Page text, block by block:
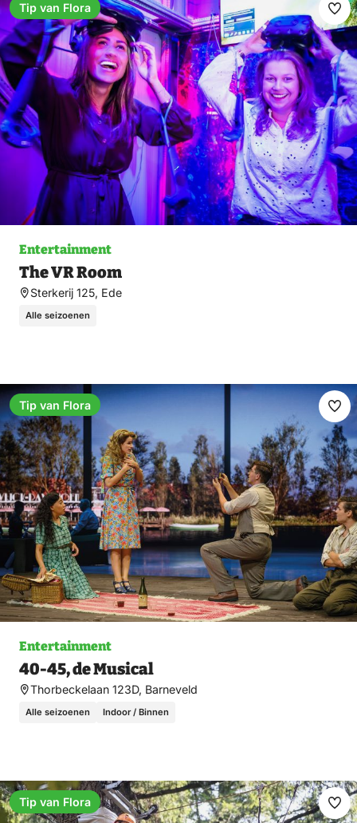
Entertainment
The VR Room
Sterkerij 125, Ede
Alle seizoenen
Tip van Flora
Entertainment
40-45, de Musical
Thorbeckelaan 123D, Barneveld
Alle seizoenen Indoor / Binnen
Tip van Flora
Tip van Flora